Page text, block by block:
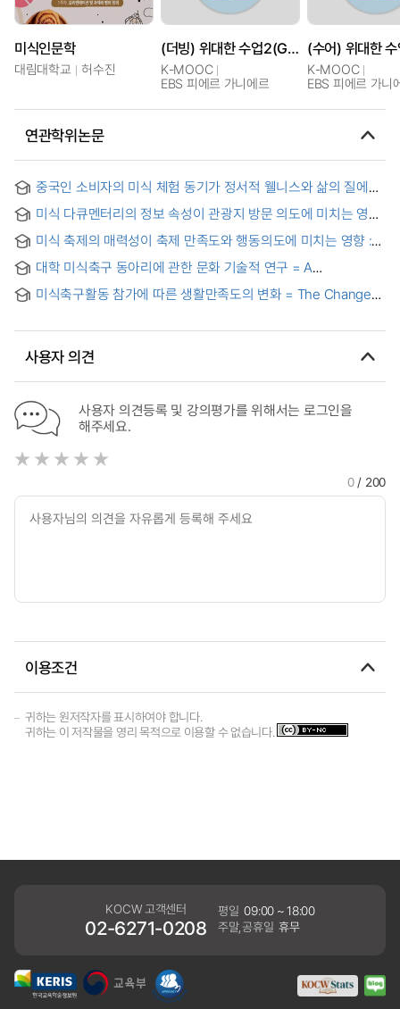
미식인문학
대림대학교 허수진
(더빙) 위대한 수업2(GREAT MINDS) : 미식의 세계
K-MOOC
EBS 피에르 가니에르
K-MOOC
EBS 피에르 가니
연관학위논문
중국인 소비자의 미식 체험 동기가 정서적 웰니스와 삶의 질에
미식 다큐멘터리의 정보 속성이 관광지 방문 의도에 미치는 영향
attributes of foodcontent on information satisfaction and
intention to visit atourist destination - Focusing on a food
documentary about Northwest China -
미식 축제의 매력성이 축제 만족도와 행동의도에 미치는 영향 :
Gastronomy Festival Attractiveness on Festival
Satisfaction and Behavioral Intentions: Focusing on the
Mediating Effect of Gastronomic Specialization
대학 미식축구 동아리에 관한 문화 기술적 연구 = A
미식축구활동 참가에 따른 생활만족도의 변화 = The Changes
사용자 의견
사용자 의견등록 및 강의평가를 위해서는 로그인을
해주세요.
0/ 200
이용조건
귀하는 원저작자를 표시하여야 합니다.
귀하는 이 저작물을 영리 목적으로 이용할 수 없습니다.
KOCW 고객센터
02-6271-0208
평일 09:00 ~ 18:00
주말,공휴일 휴무